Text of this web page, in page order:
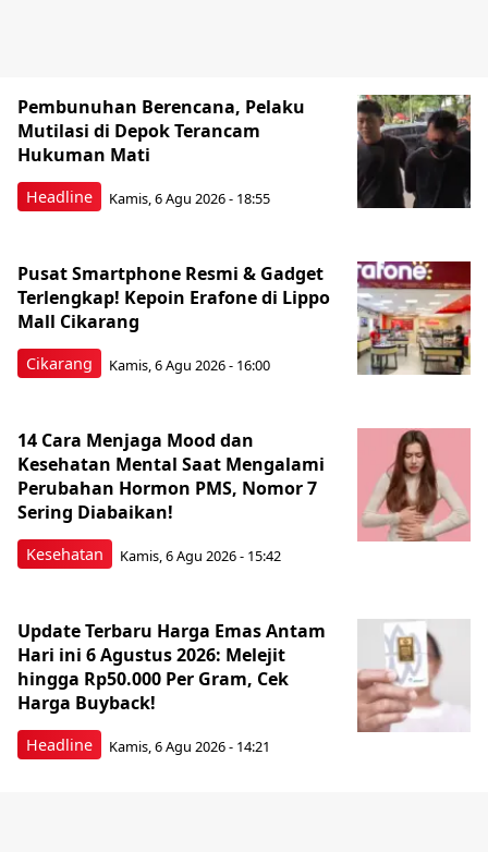
Headline
Pembunuhan Berencana, Pelaku
Mutilasi di Depok Terancam
Hukuman Mati
Kamis, 6 Agu 2026 - 18:55
Cikarang
Pusat Smartphone Resmi & Gadget
Terlengkap! Kepoin Erafone di Lippo
Mall Cikarang
Kamis, 6 Agu 2026 - 16:00
Kesehatan
14 Cara Menjaga Mood dan
Kesehatan Mental Saat Mengalami
Perubahan Hormon PMS, Nomor 7
Sering Diabaikan!
Kamis, 6 Agu 2026 - 15:42
Headline
Update Terbaru Harga Emas Antam
Hari ini 6 Agustus 2026: Melejit
hingga Rp50.000 Per Gram, Cek
Harga Buyback!
Kamis, 6 Agu 2026 - 14:21